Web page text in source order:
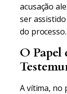
acusação
ser
do processo.
O
A vítima, no